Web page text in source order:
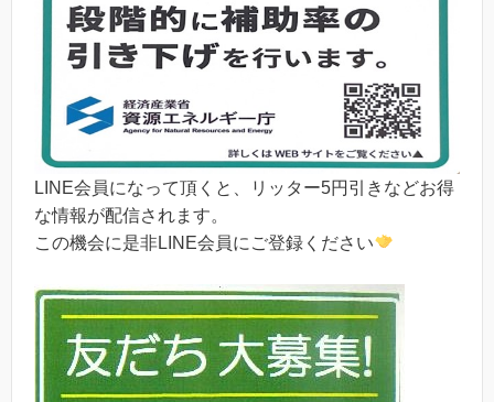
LINE会員になって頂くと、リッター5円引きなどお得
な情報が配信されます。
この機会に是非LINE会員にご登録ください